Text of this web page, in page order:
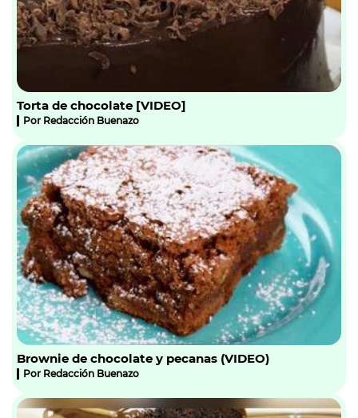
Torta de chocolate [VIDEO]
Por Redacción Buenazo
Brownie de chocolate y pecanas (VIDEO)
Por Redacción Buenazo